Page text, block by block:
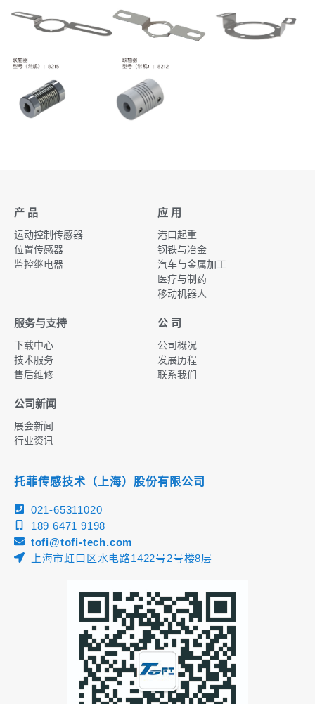
产 品
运动控制传感器
位置传感器
监控继电器
应 用
港口起重
钢铁与冶金
汽车与金属加工
医疗与制药
移动机器人
服务与支持
下载中心
技术服务
售后维修
公 司
公司概况
发展历程
联系我们
公司新闻
展会新闻
行业资讯
托菲传感技术（上海）股份有限公司
021-65311020
189 6471 9198
tofi@tofi-tech.com
上海市虹口区水电路1422号2号楼8层